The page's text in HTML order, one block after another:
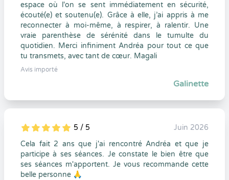
espace où l'on se sent immédiatement en sécurité,
écouté(e) et soutenu(e). Grâce à elle, j’ai appris à me
reconnecter à moi-même, à respirer, à ralentir. Une
vraie parenthèse de sérénité dans le tumulte du
quotidien. Merci infiniment Andréa pour tout ce que
tu transmets, avec tant de cœur. Magali
Avis importé
Galinette
5
1
5
0 5 / 5
Juin 2026
Cela fait 2 ans que j'ai rencontré Andréa et que je
participe à ses séances. Je constate le bien être que
ses séances m'apportent. Je vous recommande cette
belle personne 🙏